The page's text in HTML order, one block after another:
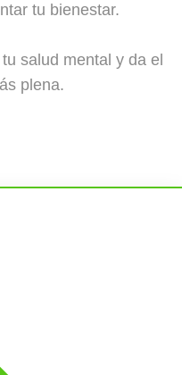
tu bienestar.
salud mental y da el
plena.